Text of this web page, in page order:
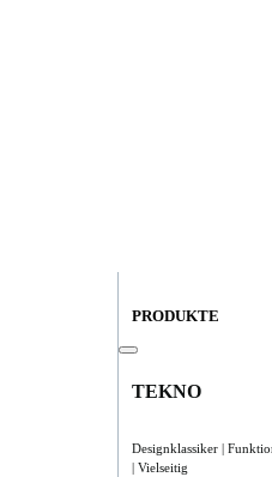
PRODUKTE
TEKNO
Designklassiker |
| Vielseitig